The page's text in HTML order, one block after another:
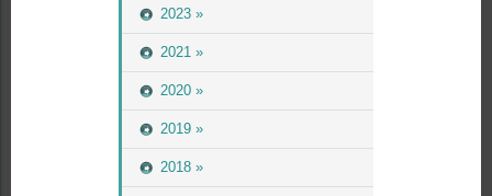
2023 »
2021 »
2020 »
2019 »
2018 »